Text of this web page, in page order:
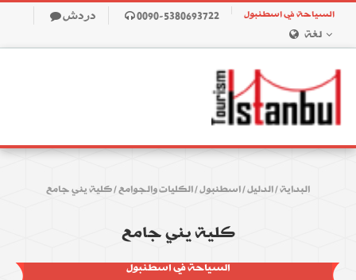
السياحة في اسطنبول 0090-5380693722 دردش
لغة
البداية/الدليل/اسطنبول/الكليات والجوامع/كلية يني جامع
كلية يني جامع
السياحة في اسطنبول